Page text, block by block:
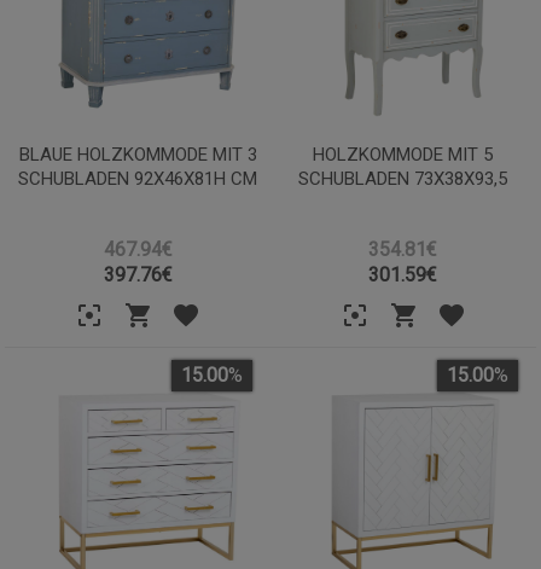
BLAUE HOLZKOMMODE MIT 3
SCHUBLADEN 92X46X81H CM
467.94€
397.76€
HOLZKOMMODE MIT 5
SCHUBLADEN 73X38X93,5
354.81€
301.59€
15.00% 15.00%